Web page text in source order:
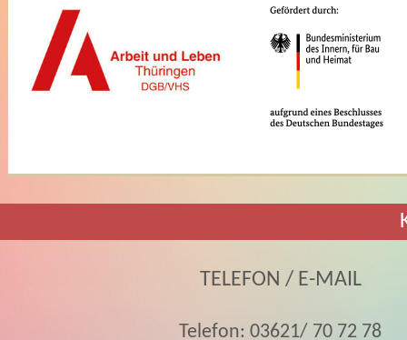
TELEFON / E-MAIL
Telefon: 03621/ 70 72 78